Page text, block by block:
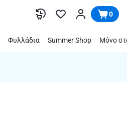
0
Φυλλάδια Summer Shop Μόνο